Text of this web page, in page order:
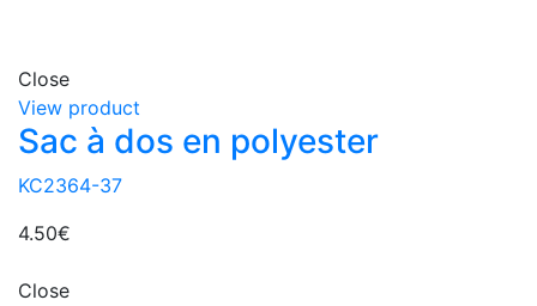
Close
View product
Sac à dos en polyester
KC2364-37
4.50€
Close